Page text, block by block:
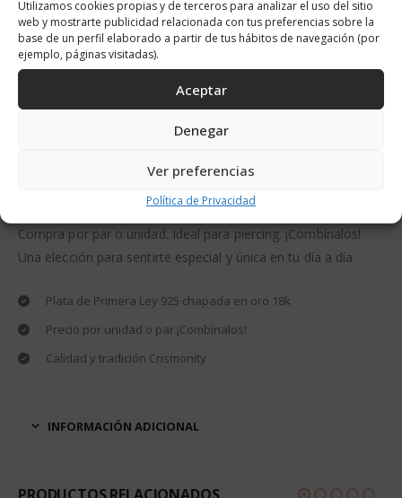
Utilizamos cookies propias y de terceros para analizar el uso del sitio
web y mostrarte publicidad relacionada con tus preferencias sobre la
base de un perfil elaborado a partir de tus hábitos de navegación (por
ejemplo, páginas visitadas).
Aceptar
Denegar
Ver preferencias
Política de Privacidad
AÑADIR AL CARRITO
Alternative:
Primera Ley 925 y plata chapada en oro 18k.
Compra por par o unidad. Ideal para piercing. ¡Combínalos!
Una elección para sentirte especial y única en tu día a día
Plata de Primera Ley 925 chapada en oro 18k
Precio por unidad o par ¡Combínalos!
Calidad y tradición Crismonity
INFORMACIÓN ADICIONAL